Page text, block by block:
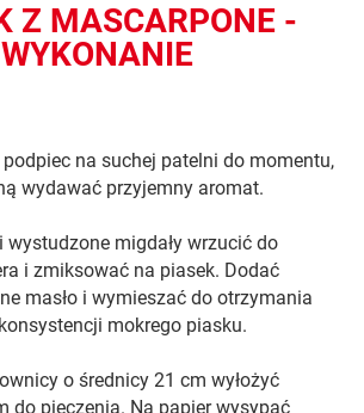
Z MASCARPONE -
WYKONANIE
podpiec na suchej patelni do momentu,
wydawać przyjemny aromat.
wystudzone migdały wrzucić do
i zmiksować na piasek. Dodać
masło i wymieszać do otrzymania
mokrego piasku.
o średnicy 21 cm wyłożyć
do pieczenia. Na papier wysypać